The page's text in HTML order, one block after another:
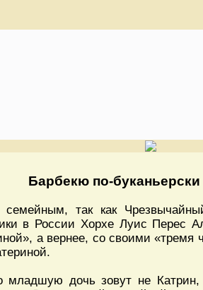
Барбекю по-буканьерски
семейным, так как
в России Хорхе Луис Перес
а вернее, со своими «тремя
младшую дочь зовут не